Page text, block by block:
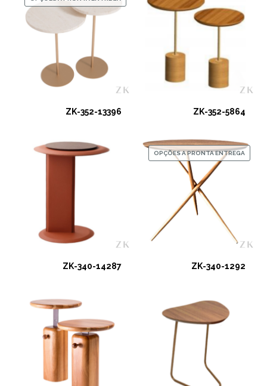
ZK-352-13396 ZK-352-5864
ZK-340-14287
OPÇÕES A PRONTA ENTREGA
ZK-340-1292